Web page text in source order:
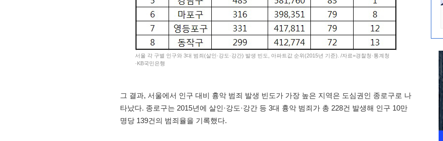
서울 각 구별 인구와 3대 범죄(살인·강도·강간) 발생 빈도, 아파트값 순위(2015년 기준). /자료=경찰청·통계청
·KB국민은행
그 결과, 서울에서 인구 대비 흉악 범죄 발생 빈도가 가장 높은 지역은 도심권인 종로구로 나
타났다. 종로구는 2015년에 살인·강도·강간 등 3대 흉악 범죄가 총 228건 발생해 인구 10만
명당 139건의 범죄율을 기록했다.